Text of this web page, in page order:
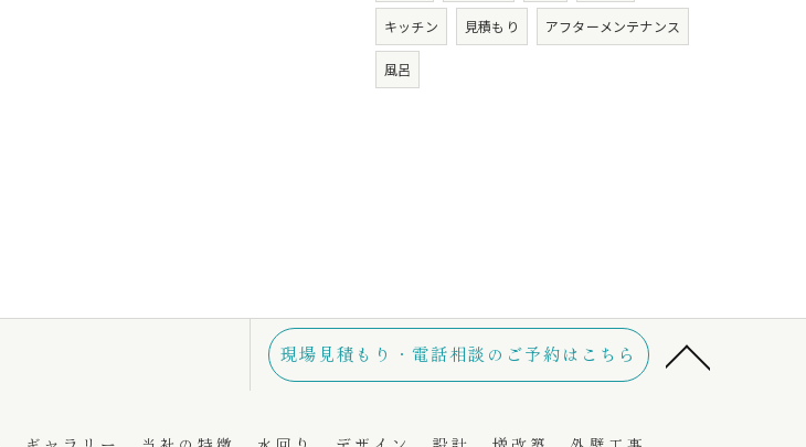
キッチン 見積もり アフターメンテナンス
風呂
現場見積もり・電話相談のご予約はこちら